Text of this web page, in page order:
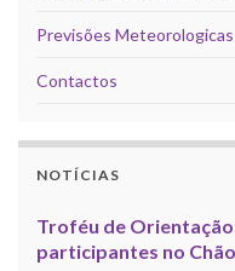
Previsões Meteorologicas
Contactos
NOTÍCIAS
Troféu de Orientação
participantes no